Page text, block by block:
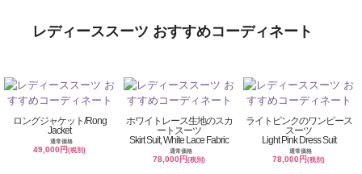
レディーススーツ おすすめコーディネート
ロングジャケット/Rong
Jacket
通常価格
49,000円(税別)
ホワイトレース生地のスカ
ートスーツ
Skirt Suit, White Lace Fabric
通常価格
78,000円(税別)
ライトピンクのワンピース
スーツ
Light Pink Dress Suit
通常価格
78,000円(税別)